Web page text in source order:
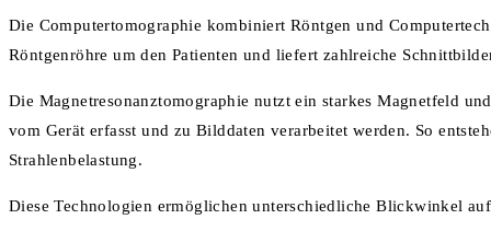
Die Computertomographie kombiniert Röntgen und
Röntgenröhre um den Patienten und liefert zahlreiche
Die Magnetresonanztomographie nutzt ein starkes Magnetfeld
vom Gerät erfasst und zu Bilddaten verarbeitet werden. So
Strahlenbelastung.
Diese Technologien ermöglichen unterschiedliche Blickwinkel